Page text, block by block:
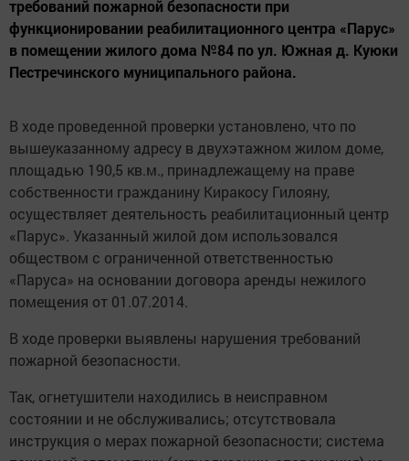
требований пожарной безопасности при
функционировании реабилитационного центра «Парус»
в помещении жилого дома №84 по ул. Южная д. Куюки
Пестречинского муниципального района.
В ходе проведенной проверки установлено, что по
вышеуказанному адресу в двухэтажном жилом доме,
площадью 190,5 кв.м., принадлежащему на праве
собственности гражданину Киракосу Гилояну,
осуществляет деятельность реабилитационный центр
«Парус». Указанный жилой дом использовался
обществом с ограниченной ответственностью
«Паруса» на основании договора аренды нежилого
помещения от 01.07.2014.
В ходе проверки выявлены нарушения требований
пожарной безопасности.
Так, огнетушители находились в неисправном
состоянии и не обслуживались; отсутствовала
инструкция о мерах пожарной безопасности; система